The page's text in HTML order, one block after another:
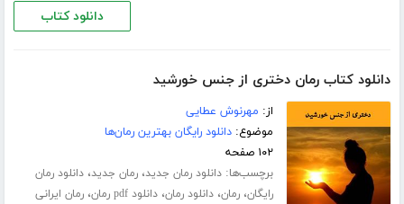
دانلود کتاب
دانلود کتاب رمان دختری از جنس خورشید
از: مهرنوش عطایی
موضوع:دانلود رایگان بهترین رمان‌ها
۱۰۲ صفحه
برچسب‌ها:دانلود رمان جدید،رمان جدید،دانلود رمان
رایگان،رمان،دانلود رمان،دانلود pdf رمان ،رمان ایرانی